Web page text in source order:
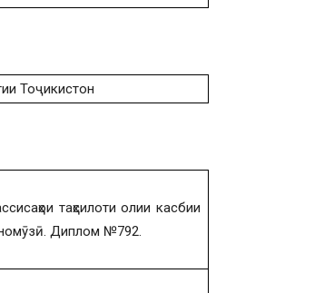
Тоҷикистон
таҳсилоти олии касбии
Диплом №792.